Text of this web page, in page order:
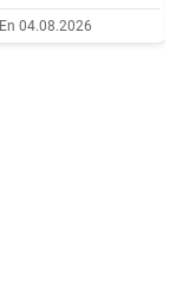
En 04.08.2026